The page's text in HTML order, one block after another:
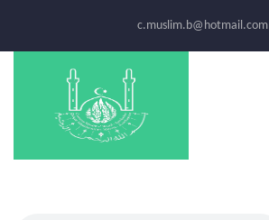
c.muslim.b@hotmail.com